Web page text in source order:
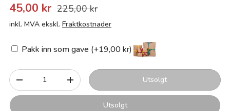
45,00 kr 225,00 kr
inkl. MVA ekskl. Fraktkostnader
Pakk inn som gave (+19,00 kr)
Antall
-
+ Utsolgt
Utsolgt